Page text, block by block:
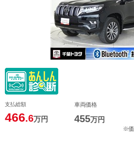
支払総額
466.6万円
車両価格
455万円
※価